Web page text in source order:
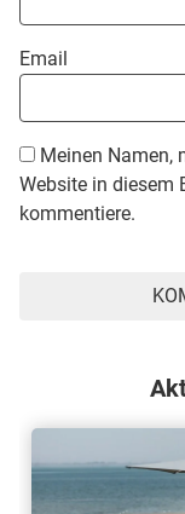
Email
Meinen Namen,
Website in diesem
kommentiere.